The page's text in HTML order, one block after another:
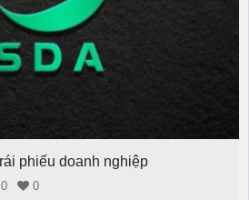
phiếu doanh nghiệp
0
0